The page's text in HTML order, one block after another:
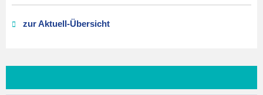
zur Aktuell-Übersicht